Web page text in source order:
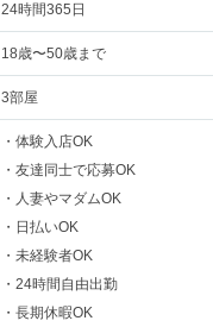
24時間365日
18歳〜50歳まで
3部屋
・体験入店OK
・友達同士で応募OK
・人妻やマダムOK
・日払いOK
・未経験者OK
・24時間自由出勤
・長期休暇OK